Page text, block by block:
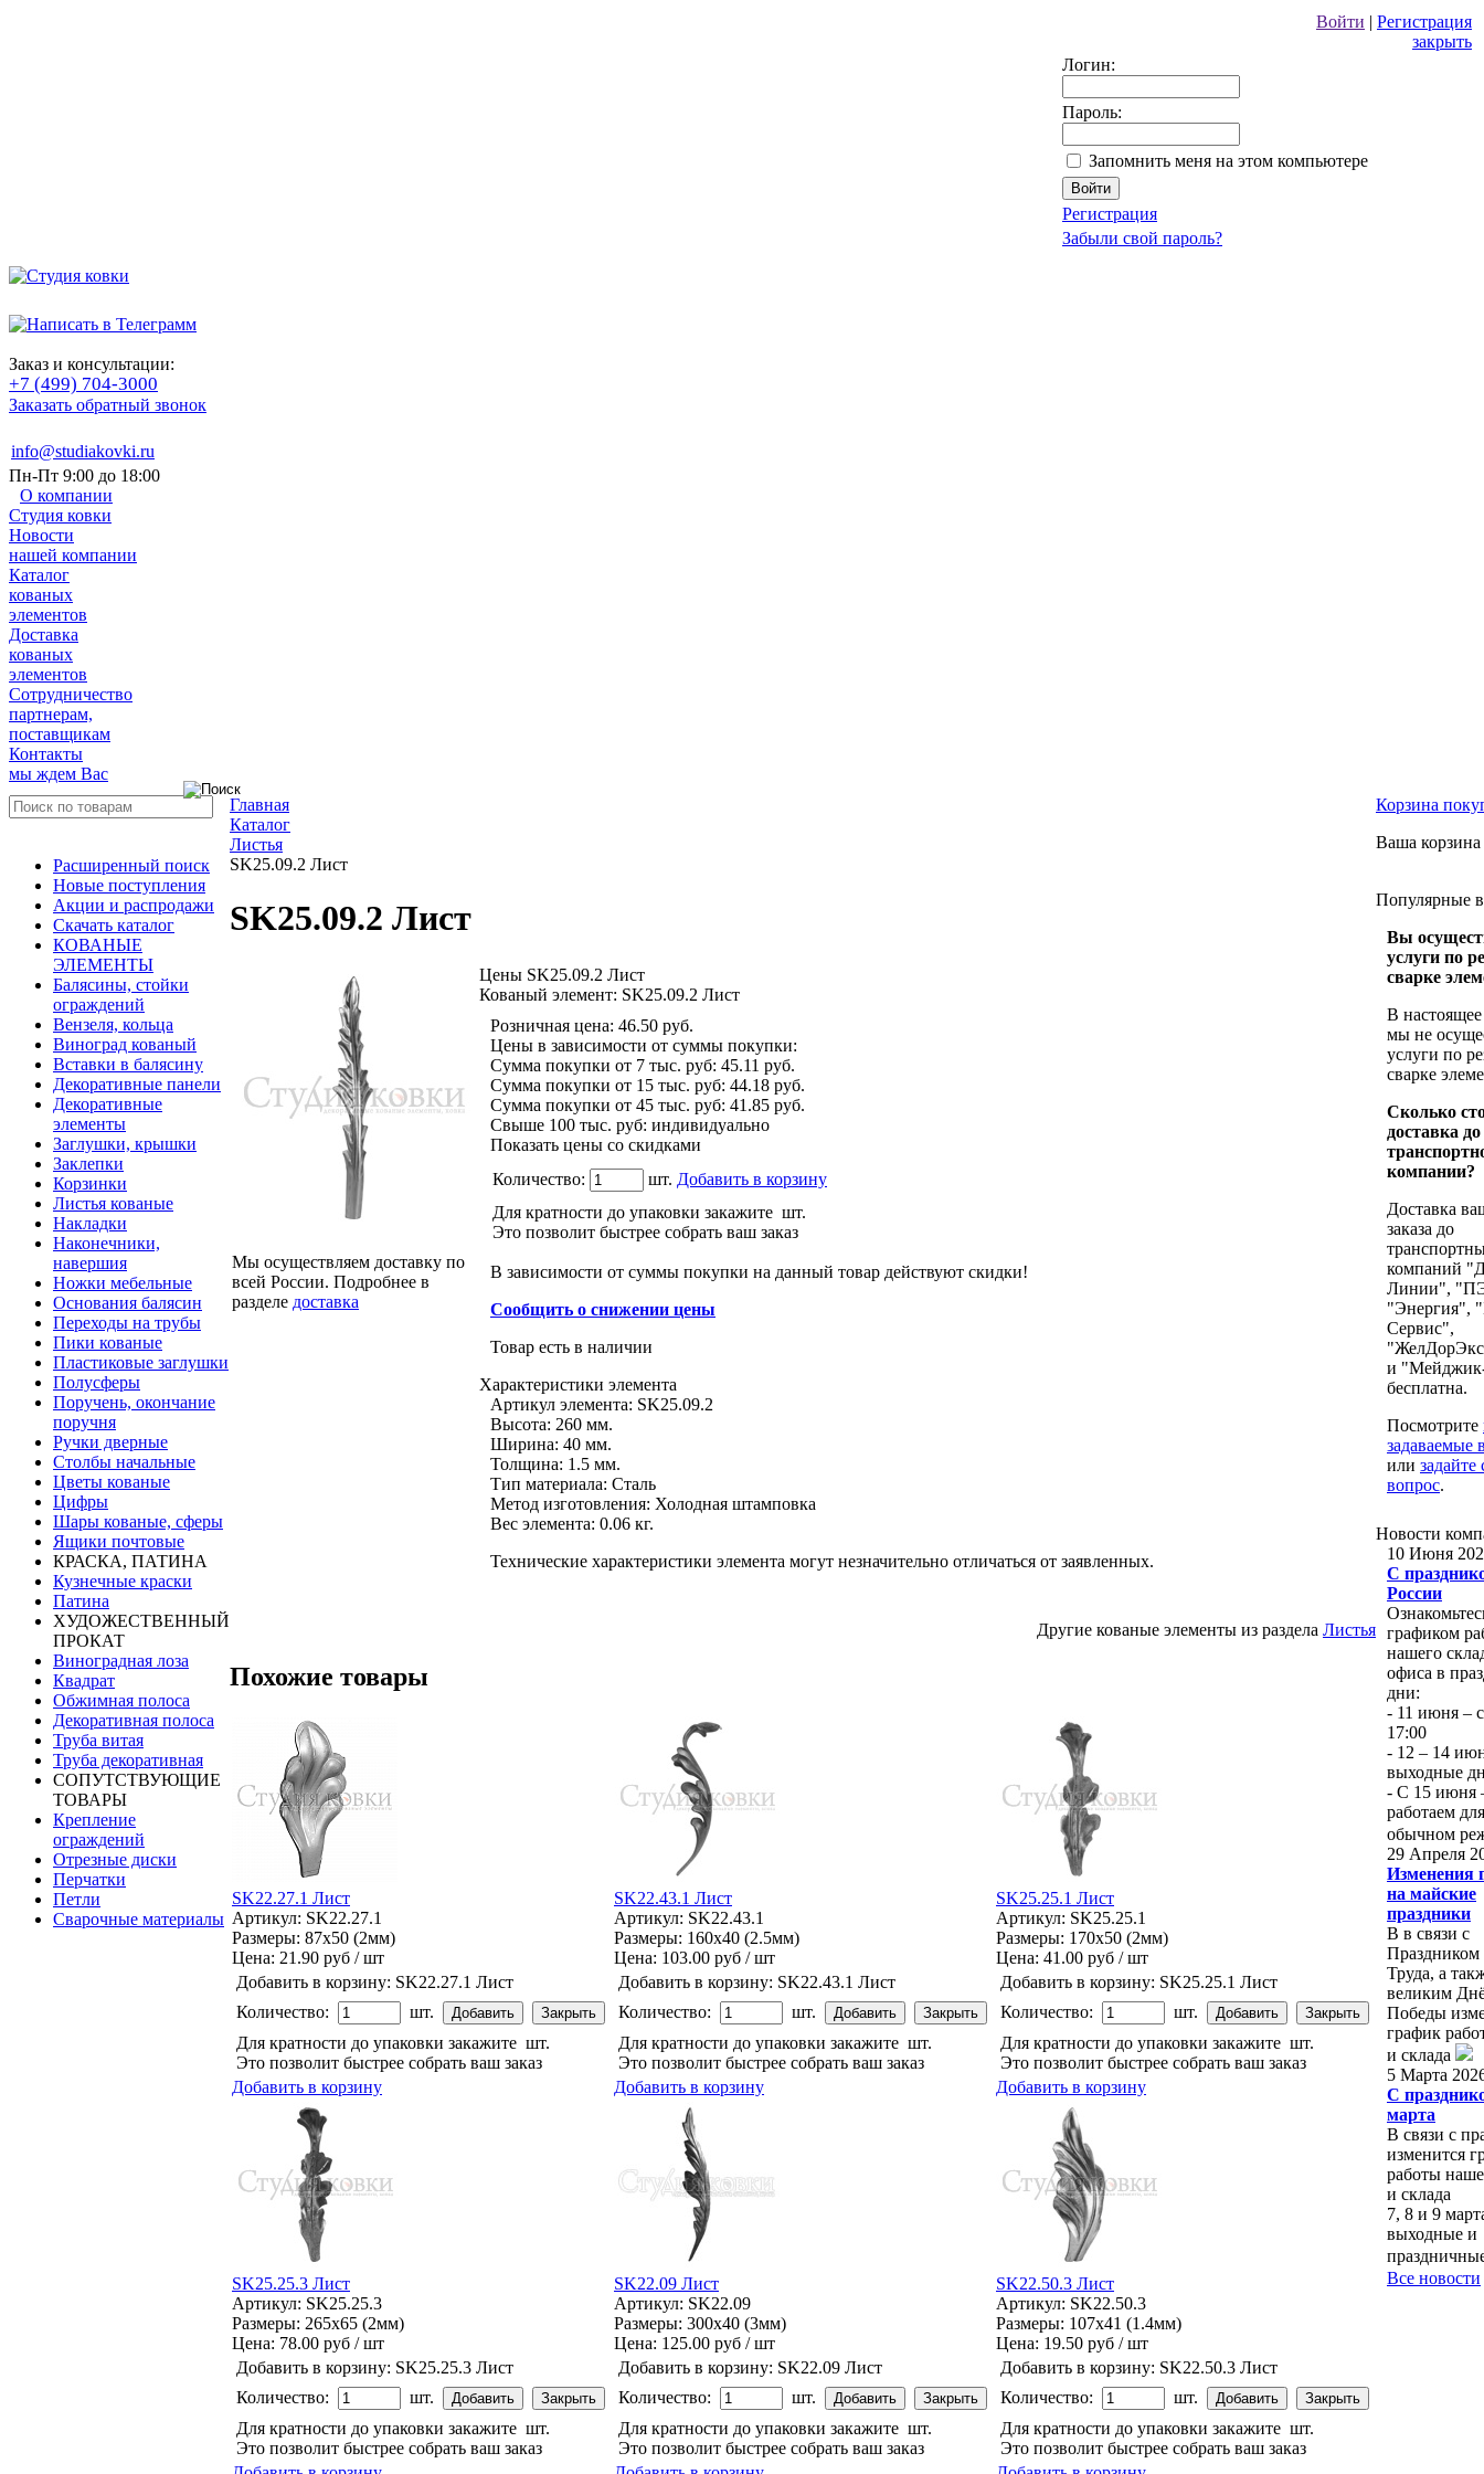
Войти | Регистрация
закрыть
Логин:
Пароль:
Запомнить меня на этом компьютере
Регистрация
Забыли свой пароль?
Заказ и консультации:
+7 (499) 704-3000
Заказать обратный звонок
info@studiakovki.ru
Пн-Пт 9:00 до 18:00
О компании
Студия ковки
Новости
нашей компании
Каталог
кованых
элементов
Доставка
кованых
элементов
Сотрудничество
партнерам,
поставщикам
Контакты
мы ждем Вас
Расширенный поиск
Новые поступления
Акции и распродажи
Скачать каталог
КОВАНЫЕ
ЭЛЕМЕНТЫ
Балясины, стойки
ограждений
Вензеля, кольца
Виноград кованый
Вставки в балясину
Декоративные панели
Декоративные
элементы
Заглушки, крышки
Заклепки
Корзинки
Листья кованые
Накладки
Наконечники,
навершия
Ножки мебельные
Основания балясин
Переходы на трубы
Пики кованые
Пластиковые заглушки
Полусферы
Поручень, окончание
поручня
Ручки дверные
Столбы начальные
Цветы кованые
Цифры
Шары кованые, сферы
Ящики почтовые
КРАСКА, ПАТИНА
Кузнечные краски
Патина
ХУДОЖЕСТВЕННЫЙ
ПРОКАТ
Виноградная лоза
Квадрат
Обжимная полоса
Декоративная полоса
Труба витая
Труба декоративная
СОПУТСТВУЮЩИЕ
ТОВАРЫ
Крепление
ограждений
Отрезные диски
Перчатки
Петли
Сварочные материалы
Главная
Каталог
Листья
SK25.09.2 Лист
SK25.09.2 Лист
Мы осуществляем доставку по
всей России. Подробнее в
разделе доставка
Цены SK25.09.2 Лист
Кованый элемент: SK25.09.2 Лист
Розничная цена: 46.50 руб.
Цены в зависимости от суммы покупки:
Сумма покупки от 7 тыс. руб: 45.11 руб.
Сумма покупки от 15 тыс. руб: 44.18 руб.
Сумма покупки от 45 тыс. руб: 41.85 руб.
Свыше 100 тыс. руб: индивидуально
Показать цены со скидками
Количество:
шт. Добавить в корзину
Для кратности до упаковки закажите шт.
Это позволит быстрее собрать ваш заказ
В зависимости от суммы покупки на данный товар действуют скидки!
Сообщить о снижении цены
Товар есть в наличии
Характеристики элемента
Артикул элемента: SK25.09.2
Высота: 260 мм.
Ширина: 40 мм.
Толщина: 1.5 мм.
Тип материала: Сталь
Метод изготовления: Холодная штамповка
Вес элемента: 0.06 кг.
Технические характеристики элемента могут незначительно отличаться от заявленных.
Другие кованые элементы из раздела Листья
Похожие товары
SK22.27.1 Лист
Артикул: SK22.27.1
Размеры: 87x50 (2мм)
Цена: 21.90 руб / шт
Добавить в корзину: SK22.27.1 Лист
Количество:
шт.
Для кратности до упаковки закажите шт.
Это позволит быстрее собрать ваш заказ
Добавить в корзину
SK22.43.1 Лист
Артикул: SK22.43.1
Размеры: 160x40 (2.5мм)
Цена: 103.00 руб / шт
Добавить в корзину: SK22.43.1 Лист
Количество:
шт.
Для кратности до упаковки закажите шт.
Это позволит быстрее собрать ваш заказ
Добавить в корзину
SK25.25.1 Лист
Артикул: SK25.25.1
Размеры: 170x50 (2мм)
Цена: 41.00 руб / шт
Добавить в корзину: SK25.25.1 Лист
Количество:
шт.
Для кратности до упаковки закажите шт.
Это позволит быстрее собрать ваш заказ
Добавить в корзину
SK25.25.3 Лист
Артикул: SK25.25.3
Размеры: 265x65 (2мм)
Цена: 78.00 руб / шт
Добавить в корзину: SK25.25.3 Лист
Количество:
шт.
Для кратности до упаковки закажите шт.
Это позволит быстрее собрать ваш заказ
SK22.09 Лист
Артикул: SK22.09
Размеры: 300x40 (3мм)
Цена: 125.00 руб / шт
Добавить в корзину: SK22.09 Лист
Количество:
шт.
Для кратности до упаковки закажите шт.
Это позволит быстрее собрать ваш заказ
SK22.50.3 Лист
Артикул: SK22.50.3
Размеры: 107x41 (1.4мм)
Цена: 19.50 руб / шт
Добавить в корзину: SK22.50.3 Лист
Количество:
шт.
Для кратности до упаковки закажите шт.
Это позволит быстрее собрать ваш заказ
Корзина
Ваша корзина
Популярные
Вы
услуги по
сварке
В
мы не
услуги по
сварке
Сколько
доставка до
компании?
Доставка
заказа до
компаний
Линии",
"Энергия",
Сервис",
и
бесплатна.
Посмотрите
задаваемые
или задайте
вопрос.
Новости
10 Июня
С
России
графиком
нашего
офиса в
дни:
- 11 июня –
17:00
- 12 – 14
выходные
- С 15
работаем
обычном
29 Апреля
Изменения
на майские
праздники
В в связи с
Труда, а
великим
Победы
график
и склада
5 Марта
С
марта
В связи с
изменится
работы
и склада
7, 8 и 9
выходные и
Все новости